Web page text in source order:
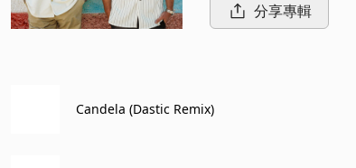
分享專輯
Candela (Dastic Remix)